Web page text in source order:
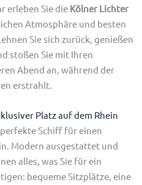
erleben Sie die Kölner Lichter
Atmosphäre und besten
Sie sich zurück, genießen
stoßen Sie mit Ihren
Abend an, während der
erstrahlt.
Platz auf dem Rhein
Schiff für einen
Modern ausgestattet und
alles, was Sie für ein
bequeme Sitzplätze, eine